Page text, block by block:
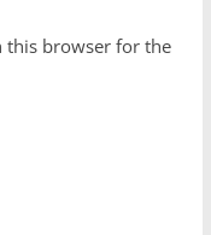
this browser for the